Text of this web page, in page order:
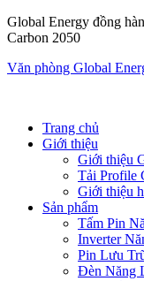
Global Energy đồng
Carbon 2050
Văn phòng Global
Trang chủ
Giới thiệu
Giới thiệu
Tải Profile
Giới thiệu
Sản phẩm
Tấm Pin
Inverter
Pin Lưu
Đèn Năng